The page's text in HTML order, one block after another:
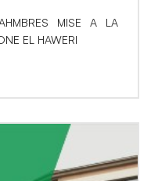
MISE A LA
EL HAWERI